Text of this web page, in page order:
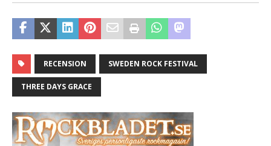
RECENSION SWEDEN ROCK FESTIVAL
THREE DAYS GRACE